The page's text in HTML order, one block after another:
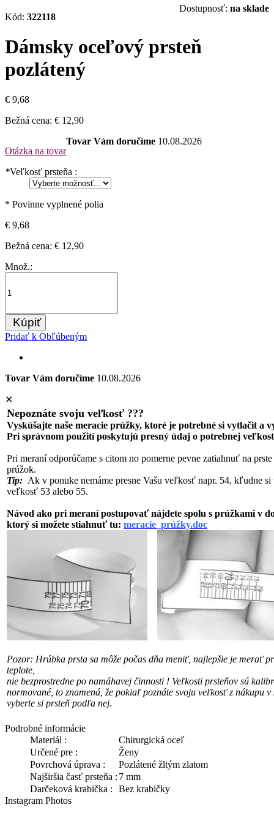
Kód: 322118
Dostupnosť: na sklade
Dámsky oceľový prsteň
pozlátený
€ 9,68
Bežná cena: € 12,90
Otázka na tovar
Tovar Vám doručíme 10.08.2026
*Veľkosť prsteňa :
* Povinne vyplnené polia
€ 9,68
Bežná cena: € 12,90
Množ.:
Kúpiť
Pridať k Obľúbeným
Tovar Vám doručíme 10.08.2026
✕
Nepoznáte svoju veľkosť ???
Vyskúšajte naše meracie prúžky, ktoré je potrebné si vytlačit a
Pri správnom použití poskytujú presný údaj o potrebnej
Pri meraní odporúčame s citom no pomerne pevne zatiahnuť na
prúžok.
Tip: Ak v ponuke nemáme presne Vašu veľkosť napr. 54, kľudne si
veľkosť 53 alebo 55.
Návod ako pri meraní postupovať nájdete spolu s prúžkami v
ktorý si možete stiahnuť tu: meracie_prúžky.doc
Pozor: Hrúbka prsta sa môže počas dňa meniť, najlepšie je merať
teplote,
nie bezprostredne po namáhavej činnosti ! Veľkosti prsteňov sú
normované, to znamená, že pokiaľ poznáte svoju veľkosťz nákupu v
vyberte si prsteň podľa nej.
Podrobné informácie
Materiál :
Chirurgická oceľ
Určené pre :
Ženy
Povrchová úprava :
Pozlátené žltým zlatom
Najširšia časť prsteňa : 7 mm
Darčeková krabička :
Bez krabičky
Instagram Photos